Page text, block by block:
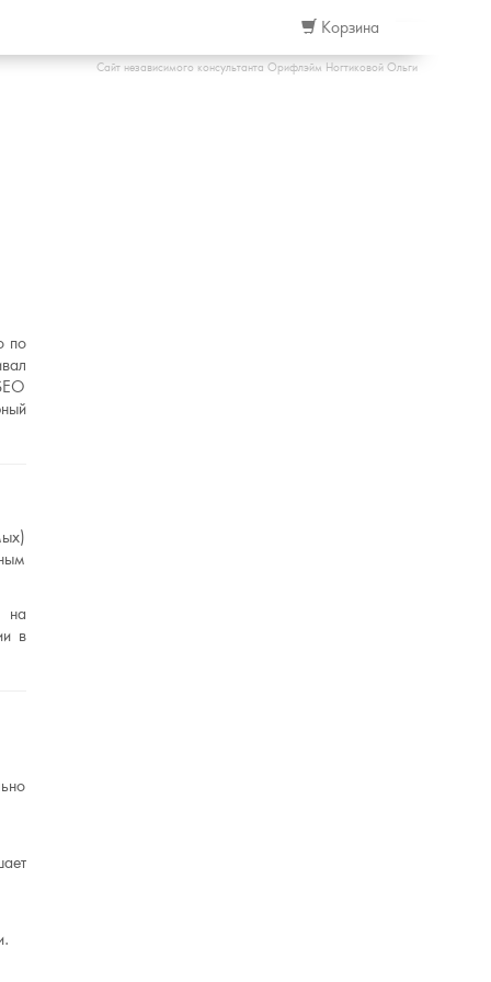
Корзина
Сайт независимого консультанта Орифлэйм Ногтиковой Ольги
по
на
в